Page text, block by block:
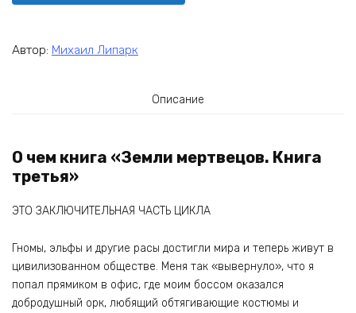
Автор: Михаил Липарк
Описание
О чем книга «Земли мертвецов. Книга
третья»
ЭТО ЗАКЛЮЧИТЕЛЬНАЯ ЧАСТЬ ЦИКЛА
Гномы, эльфы и другие расы достигли мира и теперь живут в
цивилизованном обществе. Меня так «вывернуло», что я
попал прямиком в офис, где моим боссом оказался
добродушный орк, любящий обтягивающие костюмы и